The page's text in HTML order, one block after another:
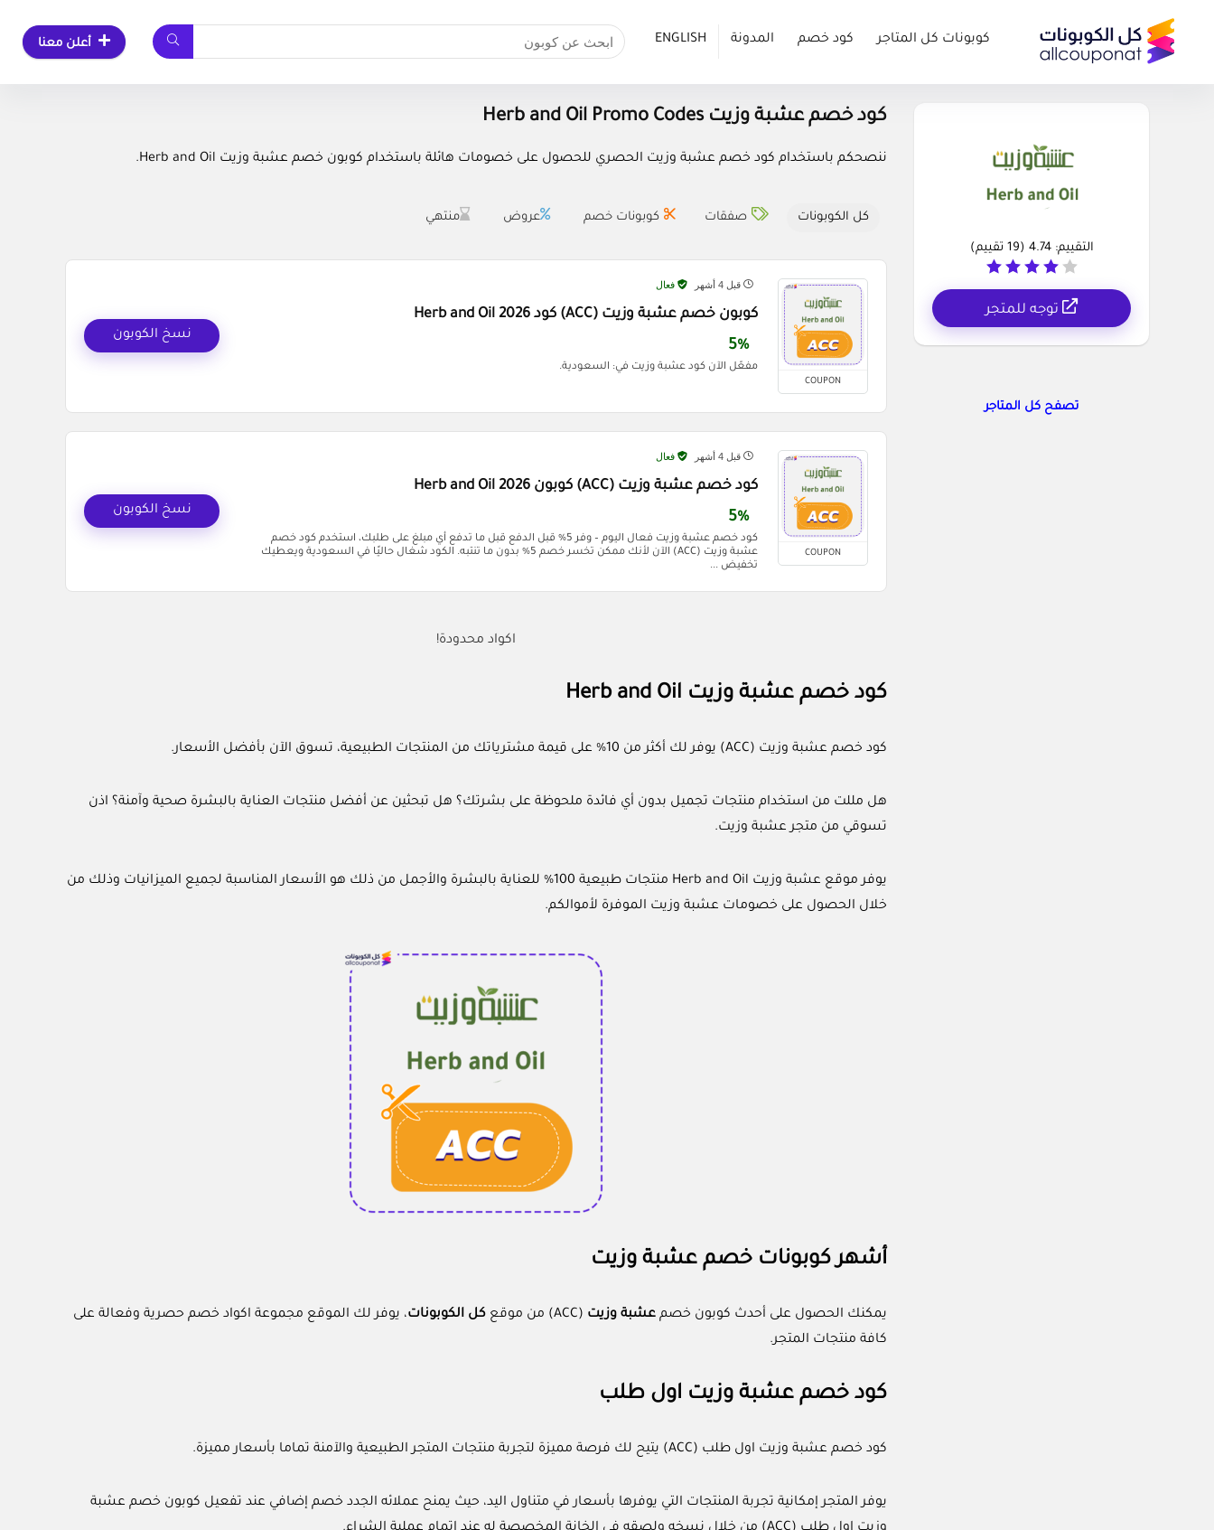
كوبونات كل المتاجر كود خصم المدونة ENGLISH أعلن معنا
كود خصم عشبة وزيت Herb and Oil Promo Codes
ننصحكم باستخدام كود خصم عشبة وزيت الحصري للحصول على خصومات هائلة باستخدام كوبون خصم عشبة وزيت Herb and Oil.
التقييم:4.74
(
19 تقييم)
توجه للمتجر
كل الكوبونات صفقات كوبونات خصم عروض منتهي
COUPON
قبل 4 أشهر فعال
كوبون خصم عشبة وزيت (ACC) كود Herb and Oil 2026
5%
مفعّل الآن كود عشبة وزيت في: السعودية.
نسخ الكوبون
COUPON
قبل 4 أشهر فعال
كود خصم عشبة وزيت (ACC) كوبون Herb and Oil 2026
5%
كود خصم عشبة وزيت فعال اليوم – وفر 5% قبل الدفع قبل ما تدفع أي مبلغ على طلبك، استخدم كود خصم
عشبة وزيت (ACC) الآن لأنك ممكن تخسر خصم 5% بدون ما تنتبه. الكود شغال حاليًا في السعودية ويعطيك
تخفيض ...
نسخ الكوبون
اكواد محدودة!
كود خصم عشبة وزيت Herb and Oil
كود خصم عشبة وزيت (ACC) يوفر لك أكثر من 10% على قيمة مشترياتك من المنتجات الطبيعية، تسوق الآن بأفضل الأسعار.
هل مللت من استخدام منتجات تجميل بدون أي فائدة ملحوظة على بشرتك؟ هل تبحثين عن أفضل منتجات العناية بالبشرة صحية وآمنة؟ اذن
تسوقي من متجر عشبة وزيت.
يوفر موقع عشبة وزيت Herb and Oil منتجات طبيعية 100% للعناية بالبشرة والأجمل من ذلك هو الأسعار المناسبة لجميع الميزانيات وذلك من
خلال الحصول على خصومات عشبة وزيت الموفرة لأموالكم.
أشهر كوبونات خصم عشبة وزيت
يمكنك الحصول على أحدث كوبون خصم عشبة وزيت (ACC) من موقع كل الكوبونات، يوفر لك الموقع مجموعة اكواد خصم حصرية وفعالة على
كافة منتجات المتجر.
كود خصم عشبة وزيت اول طلب
كود خصم عشبة وزيت اول طلب (ACC) يتيح لك فرصة مميزة لتجربة منتجات المتجر الطبيعية والآمنة تماما بأسعار مميزة.
يوفر المتجر إمكانية تجربة المنتجات التي يوفرها بأسعار في متناول اليد، حيث يمنح عملائه الجدد خصم إضافي عند تفعيل كوبون خصم عشبة
تصفح كل المتاجر